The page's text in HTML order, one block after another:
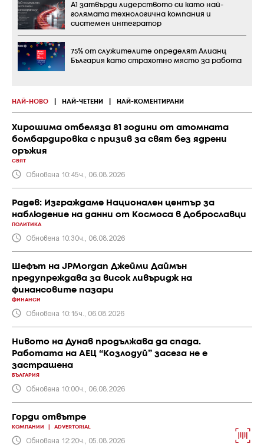
НАЙ-НОВО НАЙ-ЧЕТЕНИ НАЙ-КОМЕНТИРАНИ
Хирошима отбеляза 81 години от атомната
бомбардировка с призив за свят без ядрени
оръжия
СВЯТ
Обновена 10:45ч., 06.08.2026
Радев: Изграждаме Национален център за
наблюдение на данни от Космоса в Доброславци
ПОЛИТИКА
Обновена 10:30ч., 06.08.2026
Шефът на JPMorgan Джейми Даймън
предупреждава за висок ливъридж на
финансовите пазари
ФИНАНСИ
Обновена 10:15ч., 06.08.2026
Нивото на Дунав продължава да спада.
Работата на АЕЦ “Козлодуй” засега не е
застрашена
БЪЛГАРИЯ
Обновена 10:00ч., 06.08.2026
Горди отвътре
КОМПАНИИ ADVERTORIAL
Обновена 12:20ч., 05.08.2026
А1 затвърди лидерството си като най-
голямата технологична компания и
системен интегратор
75% от служителите определят Алианц
България като страхотно място за работа